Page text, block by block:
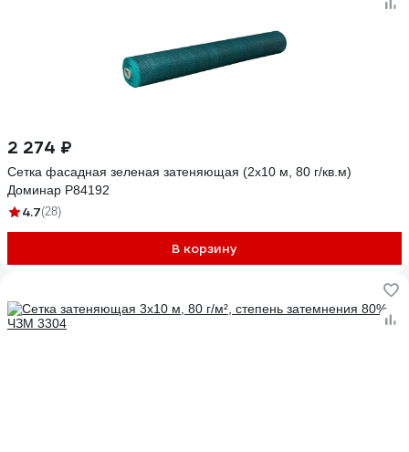
2 274 ₽
Сетка фасадная зеленая затеняющая (2x10 м, 80 г/кв.м)
Доминар P84192
4.7(28)
В корзину